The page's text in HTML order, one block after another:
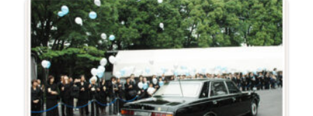
英津夫さん。 お花見がお好きだった淡路さんの
ために、島さんが知り合いに頼んで、真冬に桜
を取り寄せられるほどです。 お二人の想いを汲
んで、颯爽と、凛々しく生きられた淡路さんの
お人柄が伝わるご葬儀になるようお手伝いさせ
ていただきました。